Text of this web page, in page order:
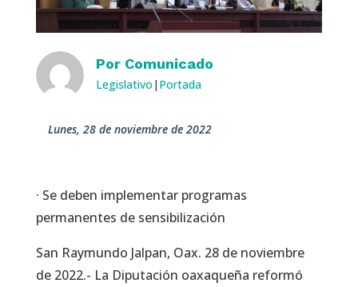
Por Comunicado
Legislativo | Portada
lunes, 28 de noviembre de 2022
· Se deben implementar programas
permanentes de sensibilización
San Raymundo Jalpan, Oax. 28 de noviembre
de 2022.- La Diputación oaxaqueña reformó